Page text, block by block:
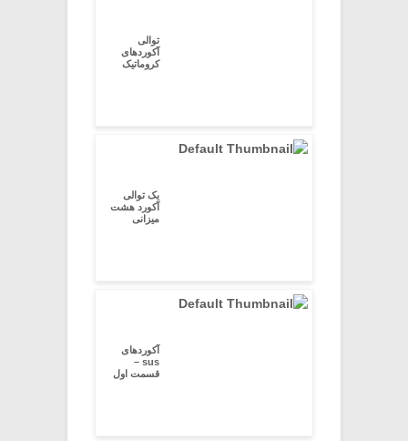
توالی
آکوردهای
کروماتیک
یک توالی
آکورد هشت
میزانی
آکوردهای
sus –
قسمت اول